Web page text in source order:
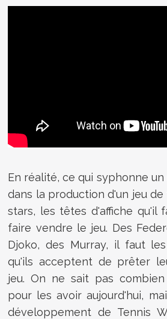
En réalité, ce qui syphonne
dans la production d'un jeu
stars, les têtes d'affiche qu'il
faire vendre le jeu. Des
Djoko, des Murray, il faut
qu'ils acceptent de prêter
jeu. On ne sait pas
pour les avoir aujourd'hui,
développement de Tennis